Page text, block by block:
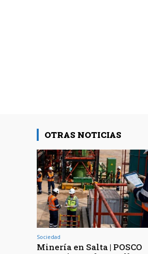
OTRAS NOTICIAS
Sociedad
Minería en Salta | POSCO